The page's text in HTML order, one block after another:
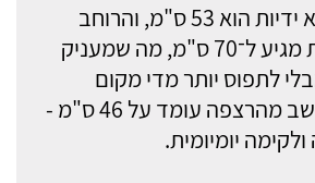
רוחב המושב ללא ידיות הוא 53 ס"מ, והרוחב
הכולל עם הידיות מגיע ל־70 ס"מ, מה שמעניק
לתפוס יותר מדי מקום
בחלל. גובה המושב מהרצפה עומד על 46 ס"מ -
יומיומית.